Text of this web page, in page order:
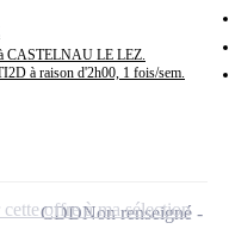
CASTELNAU LE LEZ.
à raison d'2h00, 1 fois/sem.
CDDNon renseigné
offre à ma sélection